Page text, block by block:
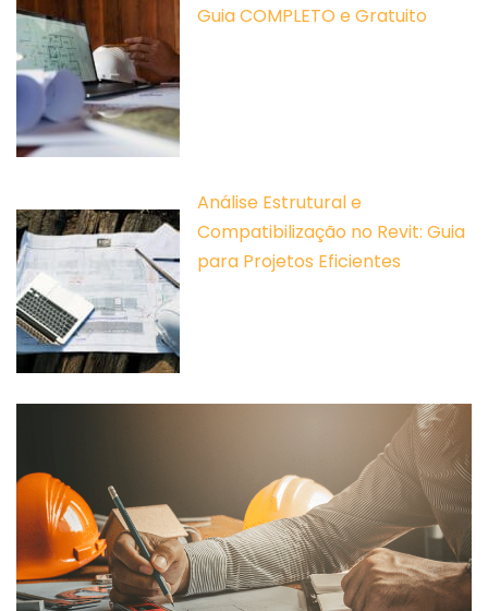
Guia COMPLETO e Gratuito
Análise Estrutural e
Compatibilização no Revit: Guia
para Projetos Eficientes